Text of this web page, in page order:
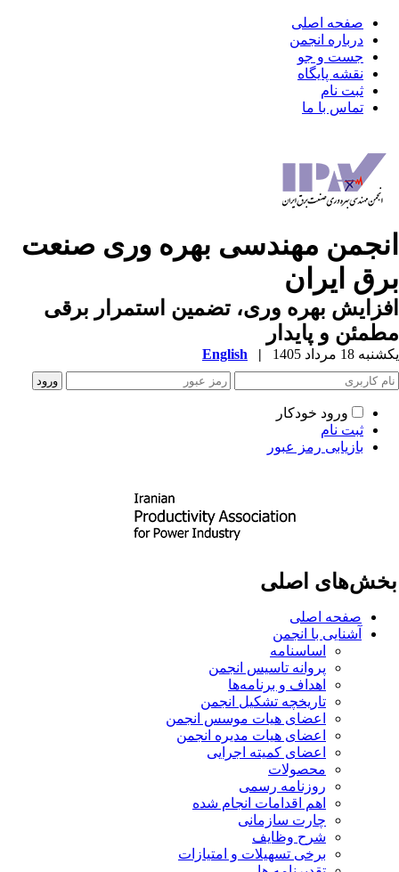
صفحه اصلی
درباره انجمن
جست و جو
نقشه پایگاه
ثبت نام
تماس با ما
مهندسی بهره وری صنعت
ایران
بهره وری، تضمین استمرار برقی
و پایدار
18 مرداد 1405 |
English
ورود خودکار
ثبت نام
بازیابی رمز عبور
اصلی
صفحه اصلی
آشنایی با انجمن
اساسنامه
پروانه تاسیس انجمن
اهداف و برنامه‌ها
تاریخچه تشکیل انجمن
اعضای هیات موسس انجمن
اعضای هیات مدیره انجمن
اعضای کمیته اجرایی
محصولات
روزنامه رسمی
اهم اقدامات انجام شده
چارت سازمانی
شرح وظایف
برخی تسهیلات و امتیازات